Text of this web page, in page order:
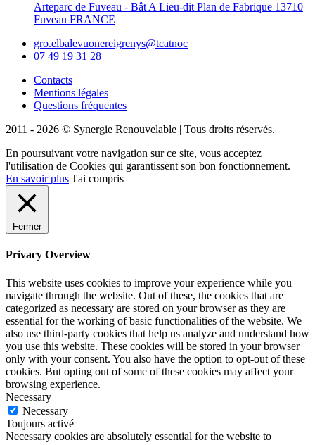
Arteparc de Fuveau - Bât A Lieu-dit Plan de Fabrique 13710
Fuveau FRANCE
gro.elbalevuonereigrenys@tcatnoc
07 49 19 31 28
Contacts
Mentions légales
Questions fréquentes
2011 - 2026 © Synergie Renouvelable | Tous droits réservés.
En poursuivant votre navigation sur ce site, vous acceptez
l'utilisation de Cookies qui garantissent son bon fonctionnement.
En savoir plus J'ai compris
Fermer
Privacy Overview
This website uses cookies to improve your experience while you
navigate through the website. Out of these, the cookies that are
categorized as necessary are stored on your browser as they are
essential for the working of basic functionalities of the website. We
also use third-party cookies that help us analyze and understand how
you use this website. These cookies will be stored in your browser
only with your consent. You also have the option to opt-out of these
cookies. But opting out of some of these cookies may affect your
browsing experience.
Necessary
Necessary
Toujours activé
Necessary cookies are absolutely essential for the website to